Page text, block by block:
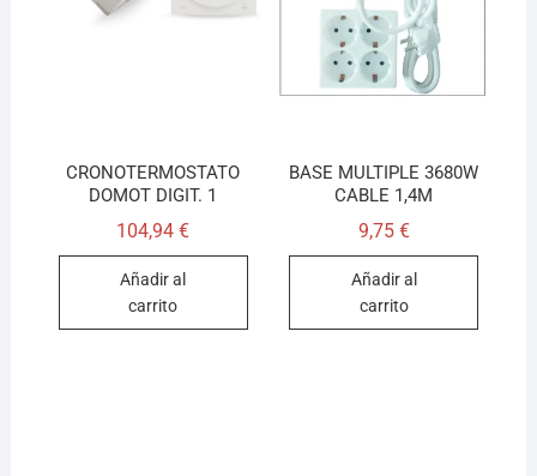
CRONOTERMOSTATO
DOMOT DIGIT. 1
104,94€
Añadir al
carrito
BASE MULTIPLE 3680W
CABLE 1,4M
9,75 €
Añadir al
carrito